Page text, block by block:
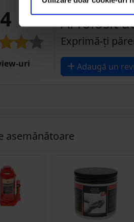
4
uri
Ai folosit
Exprimă-ți
Adaugă un
asemănătoare